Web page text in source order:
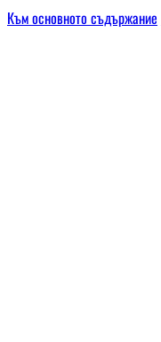
Към основното съдържание